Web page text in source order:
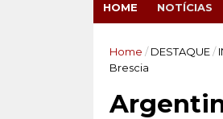
HOME NOTÍCIAS
Home / DESTAQUE /
Brescia